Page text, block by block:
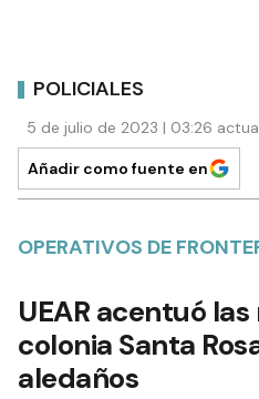
POLICIALES
5 de julio de 2023 | 03:26
Añadir como fuente en
OPERATIVOS DE
UEAR acentuó
colonia Santa
aledaños